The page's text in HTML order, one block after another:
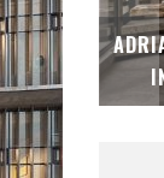
2026